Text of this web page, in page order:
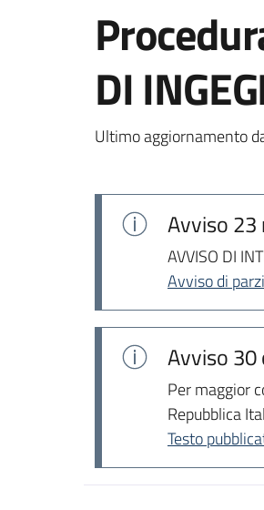
DI
Ultimo aggiornamento
Avviso23
AVVISO DI
Avviso di
Avviso30
Per maggior
Repubblica
Testo